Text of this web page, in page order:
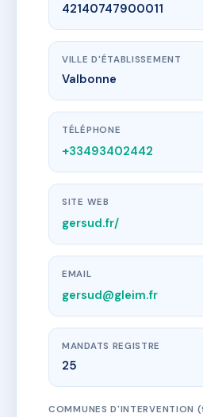
42140747900011
VILLE D'ÉTABLISSEMENT
Valbonne
TÉLÉPHONE
+33493402442
SITE WEB
gersud.fr/
EMAIL
gersud@gleim.fr
MANDATS REGISTRE
25
COMMUNES D'INTERVENTION